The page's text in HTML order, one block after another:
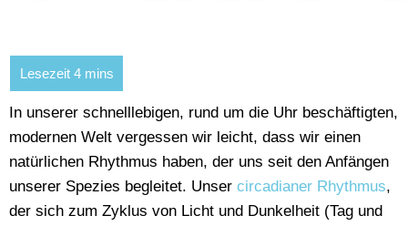
In unserer schnelllebigen, rund um die Uhr beschäftigten,
modernen Welt vergessen wir leicht, dass wir einen
natürlichen Rhythmus haben, der uns seit den Anfängen
unserer Spezies begleitet. Unser circadianer Rhythmus,
der sich zum Zyklus von Licht und Dunkelheit (Tag und